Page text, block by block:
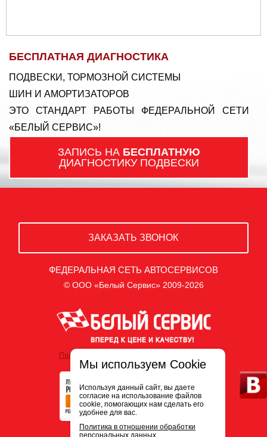
БЕСПЛАТНАЯ ДИАГНОСТИКА
ПОДВЕСКИ, ТОРМОЗНОЙ СИСТЕМЫ
ШИН И АМОРТИЗАТОРОВ
ЭТО СТАНДАРТ РАБОТЫ ФЕДЕРАЛЬНОЙ СЕТИ
«БЕЛЫЙ СЕРВИС»!
ЗАПИСЬ НА БЕСПЛАТНУЮ
ДИАГНОСТИКУ ПОДВЕСКИ
ЗАКАЗАТЬ ЗВОНОК
ФЕДЕРАЛЬНАЯ СЕТЬ АВТОСЕРВИСОВ
© ООО «Белый Сервис» 2009-2026
Политика обработки персональных данных
Мы используем Cookie
Используя данный сайт, вы даете
согласие на использование файлов
cookie, помогающих нам сделать его
удобнее для вас.
Политика в отношении обработки
персональных данных